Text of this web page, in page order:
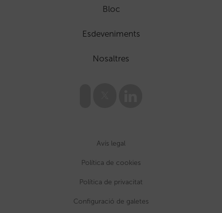
Bloc
Esdeveniments
Nosaltres
Avís legal
Política de cookies
Política de privacitat
Configuració de galetes